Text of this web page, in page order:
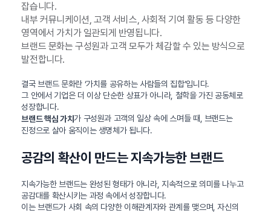
잡습니다.
내부 커뮤니케이션, 고객 서비스, 사회적 기여 활동 등 다양한
영역에서 가치가 일관되게 반영됩니다.
브랜드 문화는 구성원과 고객 모두가 체감할 수 있는 방식으로
발전합니다.
결국 브랜드 문화란 ‘가치를 공유하는 사람들의 집합’입니다.
그 안에서 기업은 더 이상 단순한 상표가 아니라, 철학을 가진 공동체로
성장합니다.
브랜드 핵심 가치가 구성원과 고객의 일상 속에 스며들 때, 브랜드는
진정으로 살아 움직이는 생명체가 됩니다.
공감의 확산이 만드는 지속가능한 브랜드
지속가능한 브랜드는 완성된 형태가 아니라, 지속적으로 의미를 나누고
공감대를 확산시키는 과정 속에서 성장합니다.
이는 브랜드가 사회 속의 다양한 이해관계자와 관계를 맺으며, 자신의